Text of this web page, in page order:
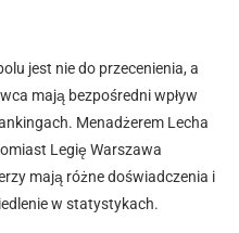
jest nie do przecenienia, a
mają bezpośredni wpływ
Menadżerem Lecha
Legię Warszawa
mają różne doświadczenia i
w statystykach.